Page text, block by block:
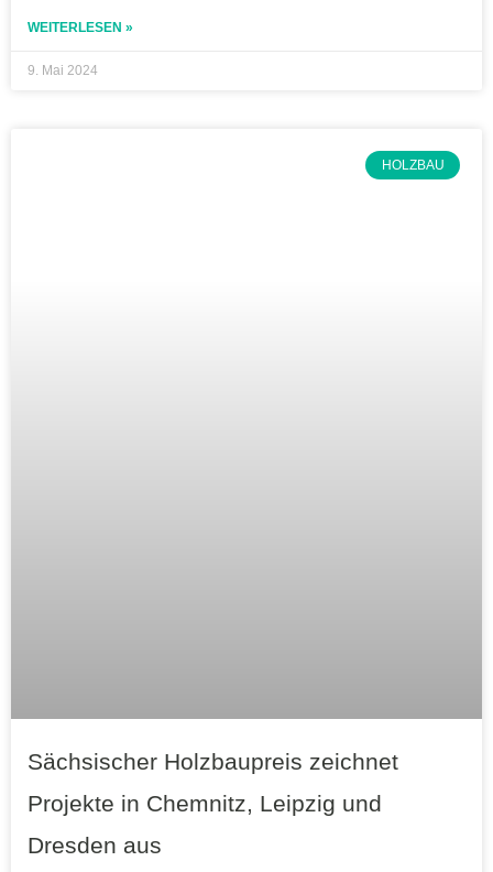
WEITERLESEN »
9. Mai 2024
HOLZBAU
Sächsischer Holzbaupreis zeichnet
Projekte in Chemnitz, Leipzig und
Dresden aus